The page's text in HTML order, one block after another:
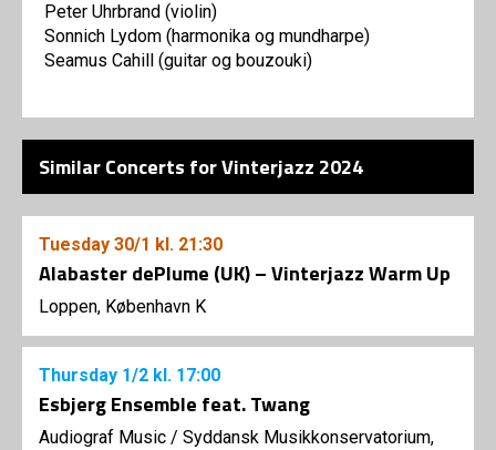
Peter Uhrbrand (violin)
Sonnich Lydom (harmonika og mundharpe)
Seamus Cahill (guitar og bouzouki)
Similar Concerts for Vinterjazz 2024
Tuesday 30/1 kl. 21:30
Alabaster dePlume (UK) – Vinterjazz Warm Up
Loppen, København K
Thursday 1/2 kl. 17:00
Esbjerg Ensemble feat. Twang
Audiograf Music / Syddansk Musikkonservatorium,